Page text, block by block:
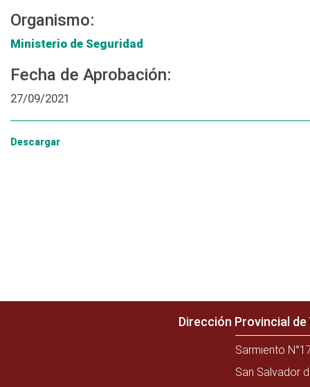
Organismo:
Ministerio de Seguridad
Fecha de Aprobación:
27/09/2021
Descargar
Dirección Provincial
Sarmiento
San Salvador